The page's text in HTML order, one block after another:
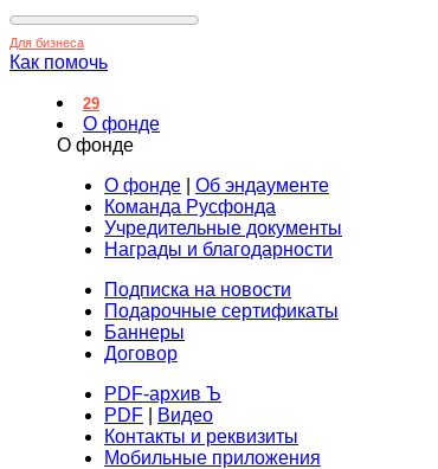
Для бизнеса
Как помочь
29
О фонде
О фонде
О фонде
Об эндаументе
Команда Русфонда
Учредительные документы
Награды и благодарности
Подписка на новости
Подарочные сертификаты
Баннеры
Договор
PDF-архив Ъ
PDF
Видео
Контакты и реквизиты
Мобильные приложения